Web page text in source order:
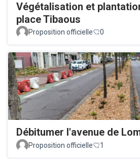
Végétalisation et
place Tibaous
Proposition officielle 0
Débitumer l'avenue de
Proposition officielle
1